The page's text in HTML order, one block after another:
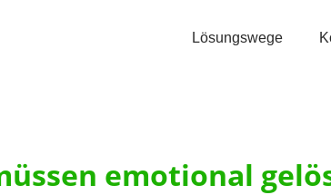
Lösungswege
emotional